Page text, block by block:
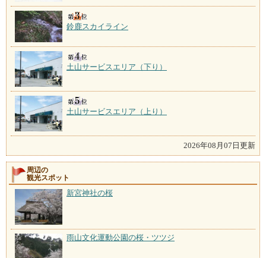
鈴鹿スカイライン
土山サービスエリア（下り）
土山サービスエリア（上り）
2026年08月07日更新
周辺の
観光スポット
新宮神社の桜
雨山文化運動公園の桜・ツツジ